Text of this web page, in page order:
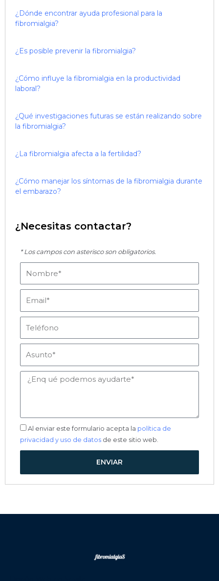
¿Dónde encontrar ayuda profesional para la
fibromialgia?
¿Es posible prevenir la fibromialgia?
¿Cómo influye la fibromialgia en la productividad
laboral?
¿Qué investigaciones futuras se están realizando sobre
la fibromialgia?
¿La fibromialgia afecta a la fertilidad?
¿Cómo manejar los síntomas de la fibromialgia durante
el embarazo?
¿Necesitas contactar?
* Los campos con asterisco son obligatorios.
Mensaje
Aceptación
Al enviar este formulario acepta la política de
privacidad y uso de datos de este sitio web.
ENVIAR